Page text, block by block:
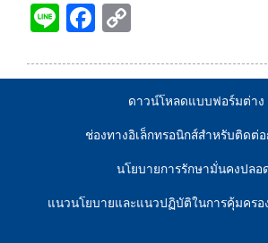
Li
e
F
c
b
k
p
y
Li
n
ดาวน์โหลดแบบฟอร์มต่าง
ช่องทางอิเล็กทรอนิกส์สำหรับติดต่
นโยบายการรักษามั่นคงปลอ
แนวนโยบายและแนวปฏิบัติในการคุ้มคร